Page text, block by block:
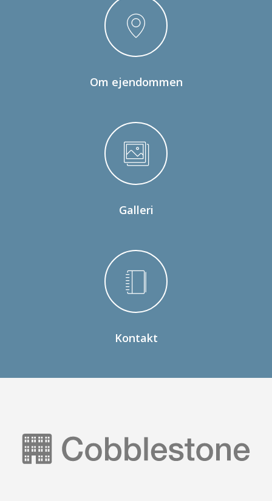
Om ejendommen
Galleri
Kontakt